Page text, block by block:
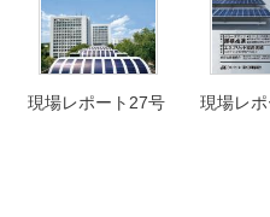
現場レポート27号 現場レ